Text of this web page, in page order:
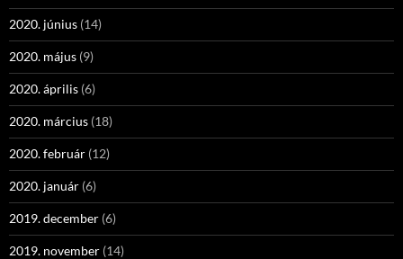
2020. június (14)
2020. május (9)
2020. április (6)
2020. március (18)
2020. február (12)
2020. január (6)
2019. december (6)
2019. november (14)